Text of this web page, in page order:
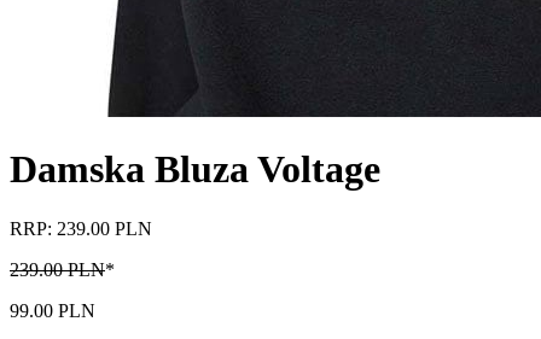
Damska Bluza Voltage
RRP: 239.00 PLN
239.00 PLN*
99.00 PLN